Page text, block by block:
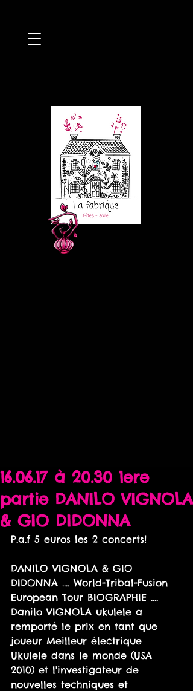
16.06.17 à 20.30 1ere
partie DANILO VIGNOLA
& GIO DIDONNA
P.a.f 5 euros les 2 concerts!
DANILO VIGNOLA & GIO
DIDONNA .... World-Tribal-Fusion
European Tour BIOGRAPHIE ....
Danilo VIGNOLA ukulele a
remporté le prix en tant que
joueur Meilleur électrique
Ukulele dans le monde (USA
2010) et l'investigateur de
nouvelles techniques et